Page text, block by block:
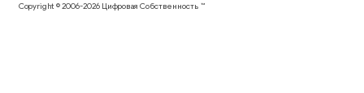
Copyright © 2006-2026 Цифровая Собственность ™